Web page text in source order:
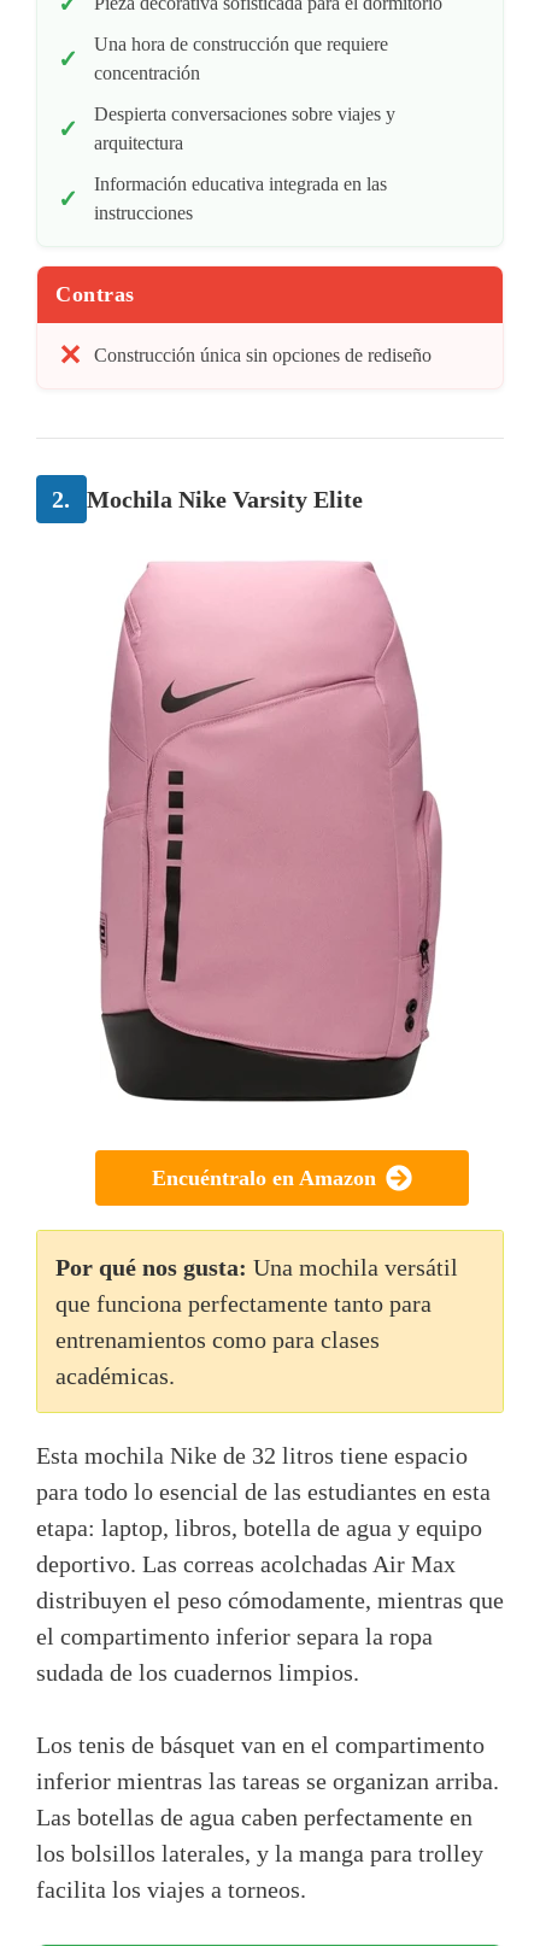
Una hora de construcción que requiere
concentración
Despierta conversaciones sobre viajes y
arquitectura
Información educativa integrada en las
instrucciones
Contras
Construcción única sin opciones de rediseño
2. Mochila Nike Varsity Elite
Encuéntralo en Amazon
Por qué nos gusta: Una mochila versátil
que funciona perfectamente tanto para
entrenamientos como para clases
académicas.
Esta mochila Nike de 32 litros tiene espacio
para todo lo esencial de las estudiantes en esta
etapa: laptop, libros, botella de agua y equipo
deportivo. Las correas acolchadas Air Max
distribuyen el peso cómodamente, mientras que
el compartimento inferior separa la ropa
sudada de los cuadernos limpios.
Los tenis de básquet van en el compartimento
inferior mientras las tareas se organizan arriba.
Las botellas de agua caben perfectamente en
los bolsillos laterales, y la manga para trolley
facilita los viajes a torneos.